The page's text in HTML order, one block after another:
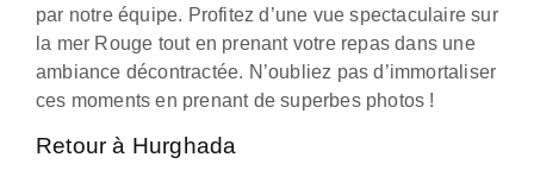
par notre équipe. Profitez d’une vue spectaculaire sur
la mer Rouge tout en prenant votre repas dans une
ambiance décontractée. N’oubliez pas d’immortaliser
ces moments en prenant de superbes photos !
Retour à Hurghada